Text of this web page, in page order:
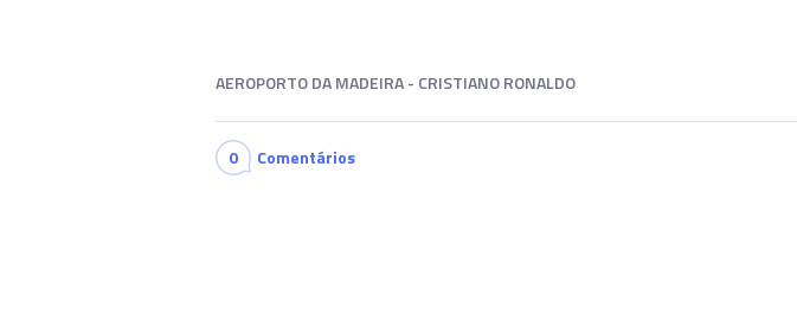
AEROPORTO DA MADEIRA - CRISTIANO RONALDO
0 Comentários